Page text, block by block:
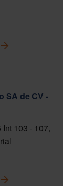
SA de CV -
103 - 107,